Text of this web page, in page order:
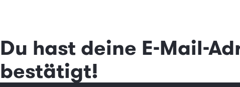
Du hast deine E-Mail-
bestätigt!